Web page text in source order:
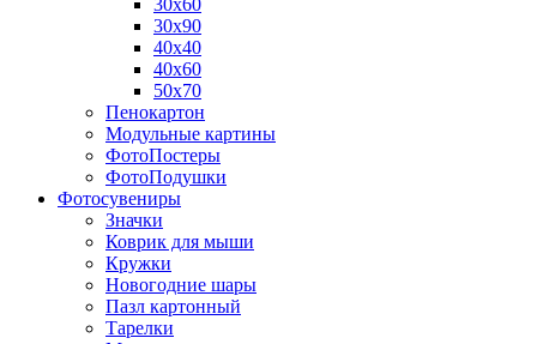
30х90
40х40
40х60
50х70
Пенокартон
Модульные картины
ФотоПостеры
ФотоПодушки
Фотоcувениры
Значки
Коврик для мыши
Кружки
Новогодние шары
Пазл картонный
Тарелки